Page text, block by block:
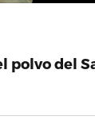
polvo del